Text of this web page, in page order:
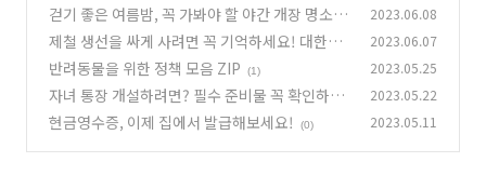
걷기 좋은 여름밤, 꼭 가봐야 할 야간 개장 명소
(0)
2023.06.08
제철 생선을 싸게 사려면 꼭 기억하세요! 대한민
국 수산대전
(0)
2023.06.07
반려동물을 위한 정책 모음 ZIP (1) 2023.05.25
자녀 통장 개설하려면? 필수 준비물 꼭 확인하세
요! (0)
2023.05.22
현금영수증, 이제 집에서 발급해보세요! (0) 2023.05.11